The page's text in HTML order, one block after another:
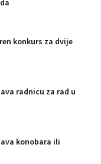
konkurs za dvije
radnicu za rad u
konobara ili